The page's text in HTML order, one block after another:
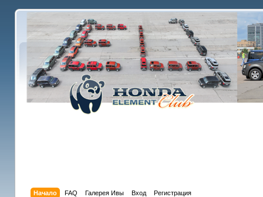
Начало FAQ Галерея Ивы Вход Регистрация